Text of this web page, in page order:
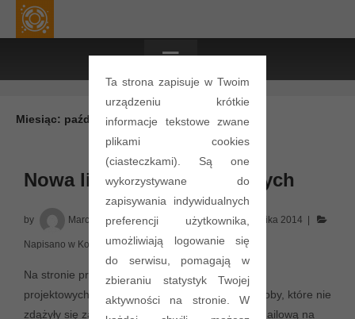
Ta strona zapisuje w Twoim
urządzeniu krótkie
informacje tekstowe zwane
plikami cookies
(ciasteczkami). Są one
wykorzystywane do
zapisywania indywidualnych
preferencji użytkownika,
umożliwiają logowanie się
do serwisu, pomagają w
zbieraniu statystyk Twojej
aktywności na stronie. W
≡
Miesiąc: październik 2014
Nowa lista grup projektowych
by Marcin Golanski Posted on15 października 2014
Napisano w Komunikaty,Laboratorium,Projekt
Na stronie projektu BES zamieściliśmy listę grup
projektowych dla semestru zimowego 2104r. Osoby, które nie
zdążyły się zapisać proszę o informacje drogą mailową na